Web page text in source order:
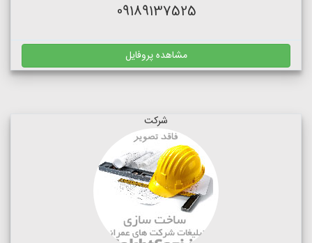
09189137525
مشاهده پروفایل
شرکت